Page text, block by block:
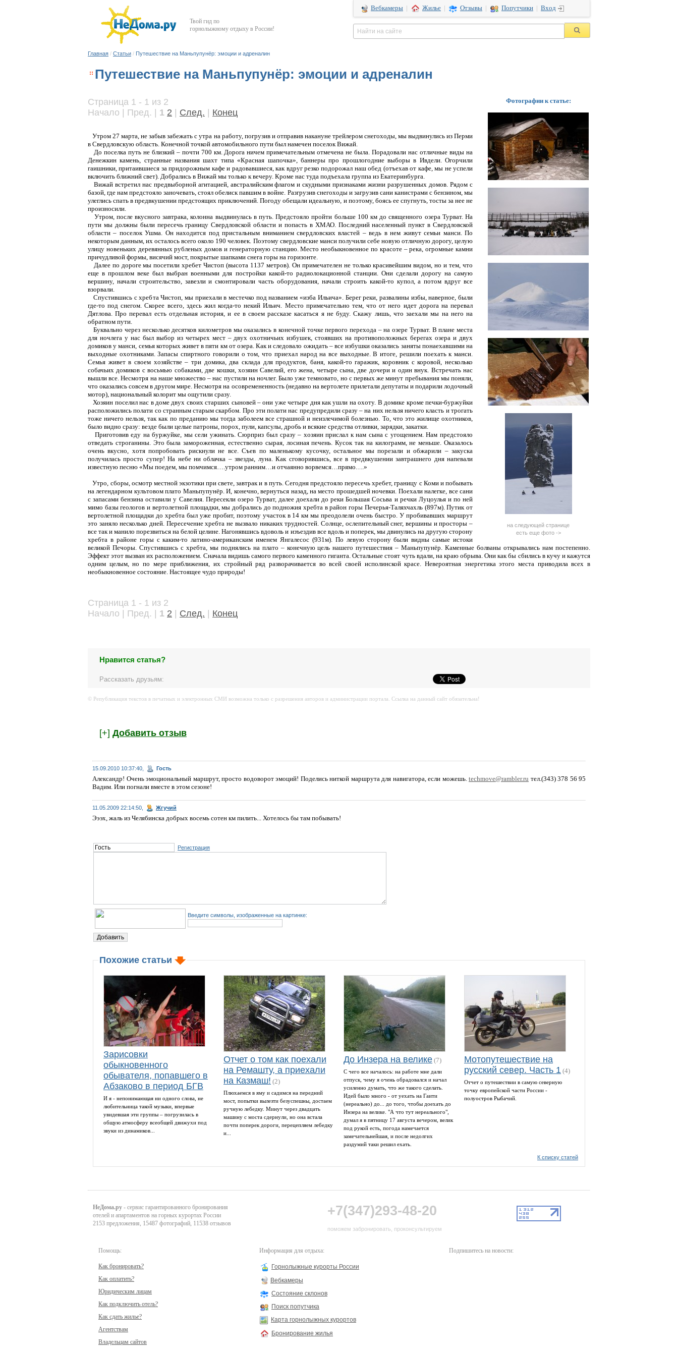
Твой гид по
горнолыжному отдыху в России!
Вебкамеры Жилье Отзывы Попутчики Вход
Главная / Статьи / Путешествие на Маньпупунёр: эмоции и адреналин
Путешествие на Маньпупунёр: эмоции и адреналин
Фотографии к статье:
на следующей странице
есть еще фото ->
Страница 1 - 1 из 2
Начало | Пред. | 1 2 След. Конец
Утром 27 марта, не забыв забежать с утра на работу, погрузив и отправив накануне трейлером снегоходы, мы выдвинулись из Перми
в Свердловскую область. Конечной точкой автомобильного пути был намечен поселок Вижай.
До поселка путь не близкий – почти 700 км. Дорога ничем примечательным отмечена не была. Порадовали нас отличные виды на
Денежкин камень, странные названия шахт типа «Красная шапочка», баннеры про прошлогодние выборы в Ивдели. Огорчили
гаишники, притаившиеся за придорожным кафе и радовавшиеся, как вдруг резко подорожал наш обед (отъехав от кафе, мы не успели
включить ближний свет). Добрались в Вижай мы только к вечеру. Кроме нас туда подъехала группа из Екатеринбурга.
Вижай встретил нас предвыборной агитацией, австралийским флагом и скудными признаками жизни разрушенных домов. Рядом с
базой, где нам предстояло заночевать, стоял обелиск павшим в войне. Разгрузив снегоходы и загрузив сани канистрами с бензином, мы
улеглись спать в предвкушении предстоящих приключений. Погоду обещали идеальную, и поэтому, боясь ее спугнуть, тосты за нее не
произносили.
Утром, после вкусного завтрака, колонна выдвинулась в путь. Предстояло пройти больше 100 км до священного озера Турват. На
пути мы должны были пересечь границу Свердловской области и попасть в ХМАО. Последний населенный пункт в Свердловской
области – поселок Ушма. Он находится под пристальным вниманием свердловских властей – ведь в нем живут семьи манси. По
некоторым данным, их осталось всего около 190 человек. Поэтому свердловские манси получили себе новую отличную дорогу, целую
улицу новеньких деревянных рубленых домов и генераторную станцию. Место необыкновенное по красоте – река, огромные камни
причудливой формы, висячий мост, покрытые шапками снега горы на горизонте.
Далее по дороге мы посетили хребет Чистоп (высота 1137 метров). Он примечателен не только красивейшим видом, но и тем, что
еще в прошлом веке был выбран военными для постройки какой-то радиолокационной станции. Они сделали дорогу на самую
вершину, начали строительство, завезли и смонтировали часть оборудования, начали строить какой-то купол, а потом вдруг все
взорвали.
Спустившись с хребта Чистоп, мы приехали в местечко под названием «изба Ильича». Берег реки, развалины избы, наверное, были
где-то под снегом. Скорее всего, здесь жил когда-то некий Ильич. Место примечательно тем, что от него идет дорога на перевал
Дятлова. Про перевал есть отдельная история, и ее в своем рассказе касаться я не буду. Скажу лишь, что заехали мы на него на
обратном пути.
Буквально через несколько десятков километров мы оказались в конечной точке первого перехода – на озере Турват. В плане места
для ночлега у нас был выбор из четырех мест – двух охотничьих избушек, стоявших на противоположных берегах озера и двух
домиков у манси, семья которых живет в пяти км от озера. Как и следовало ожидать – все избушки оказались заняты понаехавшими на
выходные охотниками. Запасы спиртного говорили о том, что приехал народ на все выходные. В итоге, решили поехать к манси.
Семья живет в своем хозяйстве – три домика, два склада для продуктов, баня, какой-то гаражик, коровник с коровой, несколько
собачьих домиков с восьмью собаками, две кошки, хозяин Савелий, его жена, четыре сына, две дочери и один внук. Встречать нас
вышли все. Несмотря на наше множество – нас пустили на ночлег. Было уже темновато, но с первых же минут пребывания мы поняли,
что оказались совсем в другом мире. Несмотря на осовремененность (недавно на вертолете прилетали депутаты и подарили лодочный
мотор), национальный колорит мы ощутили сразу.
Хозяин поселил нас в доме двух своих старших сыновей – они уже четыре дня как ушли на охоту. В домике кроме печки-буржуйки
расположились полати со странным старым скарбом. Про эти полати нас предупредили сразу – на них нельзя ничего класть и трогать
тоже ничего нельзя, так как по преданию мы тогда заболеем все страшной и неизлечимой болезнью. То, что это жилище охотников,
было видно сразу: везде были целые патроны, порох, пули, капсулы, дробь и всякие средства отливки, зарядки, закатки.
Приготовив еду на буржуйке, мы сели ужинать. Сюрприз был сразу – хозяин прислал к нам сына с угощением. Нам предстояло
отведать строганины. Это была замороженная, естественно сырая, лосиная печень. Кусок так на килограмм, не меньше. Оказалось
очень вкусно, хотя попробовать рискнули не все. Съев по маленькому кусочку, остальное мы порезали и обжарили – закуска
получилась просто супер! На небе ни облачка – звезды, луна. Как сговорившись, все в предвкушении завтрашнего дня напевали
известную песню «Мы поедем, мы помчимся….утром ранним…и отчаянно ворвемся…прямо….»
Утро, сборы, осмотр местной экзотики при свете, завтрак и в путь. Сегодня предстояло пересечь хребет, границу с Коми и побывать
на легендарном культовом плато Маньпупунёр. И, конечно, вернуться назад, на место прошедшей ночевки. Поехали налегке, все сани
с запасами бензина оставили у Савелия. Пересекли озеро Турват, далее доехали до реки Большая Сосьва и речки Луцоулья и по ней
мимо базы геологов и вертолетной площадки, мы добрались до подножия хребта в район горы Печерья-Таляхчахль (897м). Путик от
вертолетной площадки до хребта был уже пробит, поэтому участок в 14 км мы преодолели очень быстро. У пробивавших маршрут
это заняло несколько дней. Пересечение хребта не вызвало никаких трудностей. Солнце, ослепительный снег, вершины и просторы –
все так и манило порезвиться на белой целине. Нагонявшись вдоволь и изъездив все вдоль и поперек, мы двинулись на другую сторону
хребта в районе горы с каким-то латино-американским именем Янгалесос (931м). По левую сторону были видны самые истоки
великой Печоры. Спустившись с хребта, мы поднялись на плато – конечную цель нашего путешествия – Маньпупунёр. Каменные болваны открывались нам постепенно.
Эффект этот вызван их расположением. Сначала видишь самого первого каменного гиганта. Остальные стоят чуть вдали, на краю обрыва. Они как бы сбились в кучу и кажутся
одним целым, но по мере приближения, их стройный ряд разворачивается во всей своей исполинской красе. Невероятная энергетика этого места приводила всех в
необыкновенное состояние. Настоящее чудо природы!
Страница 1 - 1 из 2
Начало | Пред. | 1 2 След. Конец
Нравится статья?
Рассказать друзьям:
© Републикация текстов в печатных и электронных СМИ возможна только с разрешения авторов и администрации портала. Ссылка на данный сайт обязательна!
[+] Добавить отзыв
15.09.2010 10:37:40, Гость
Александр! Очень эмоциональный маршрут, просто водоворот эмоций! Поделись ниткой маршрута для навигатора, если можешь. techmove@rambler.ru тел.(343) 378 56 95
Вадим. Или погнали вместе в этом сезоне!
11.05.2009 22:14:50, Жгучий
Эээх, жаль из Челябинска добрых восемь сотен км пилить... Хотелось бы там побывать!
Регистрация
Введите символы, изображенные на картинке:
Похожие статьи
Зарисовки
обыкновенного
обывателя, попавшего в
Абзаково в период БГВ
И я - непонимающая ни одного слова, не
любительница такой музыки, впервые
увидевшая эти группы – погрузилась в
общую атмосферу всеобщей движухи под
звуки из динамиков...
Отчет о том как поехали
на Ремашту, а приехали
на Казмаш! (2)
Плюхаемся в яму и садимся на передний
мост, попытки вылезти безуспешны, достаем
ручную лебедку. Минут через двадцать
машину с моста сдернули, но она встала
почти поперек дороги, перецепляем лебедку
и...
До Инзера на велике (7)
С чего все началось: на работе мне дали
отпуск, чему я очень обрадовался и начал
усиленно думать, что же такого сделать.
Идей было много - от уехать на Гаити
(нереально) до... до того, чтобы доехать до
Инзера на велике. "А что тут нереального",
думал я в пятницу 17 августа вечером, велик
под рукой есть, погода намечается
замечательнейшая, и после недолгих
раздумий таки решил ехать.
Мотопутешествие на
русский север. Часть 1 (4)
Отчет о путешествии в самую северную
точку европейской части России -
полуостров Рыбачий.
К списку статей
НеДома.ру - сервис гарантированного бронирования
отелей и апартаментов на горных курортах России
2153 предложения, 15487 фотографий, 11538 отзывов
+7(347)293-48-20
поможем забронировать, проконсультируем
Помощь:
Как бронировать?
Как оплатить?
Юридическим лицам
Как подключить отель?
Как сдать жилье?
Агентствам
Владельцам сайтов
Информация для отдыха:
Горнолыжные курорты России
Вебкамеры
Состояние склонов
Поиск попутчика
Карта горнолыжных курортов
Бронирование жилья
Подпишитесь на новости: